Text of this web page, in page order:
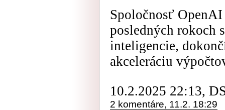
Spoločnosť
posledných rokoch
inteligencie,
akceleráciu
10.2.2025 22:13,
2 komentáre, 11.2. 18:29